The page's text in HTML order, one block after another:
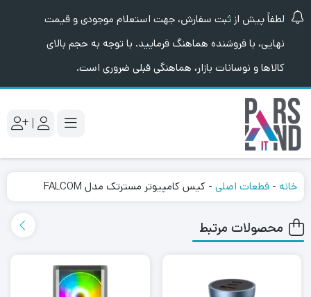
لطفاً پیش از ثبت سفارش، جهت استعلام موجودی و قیمت
نهایی، با فروشنده هماهنگ فرمایید. با توجه به حجم بالای
کالاها و نوسانات بازار، هماهنگی قبلی ضروری است.
|
خانه - قطعات اصلی - کیس کامپیوتر مسترتک مدل FALCOM
محصولات مرتبط